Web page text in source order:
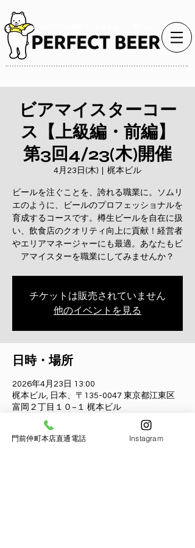
最高のビール体験で、人生をもっと豊かに。
ビアマイスターコー
ス【上級編・前編】
第3回4/23(木)開催
4月23日(木) 梶本ビル
ビールを注ぐことを、誇れる職業に。ソムリ
エのように、ビールのプロフェッショナルを
育成するコースです。樽生ビールを自在に扱
い、飲食店のクオリティ向上に貢献！経営者
やエリアマネージャーにも最適。あなたもビ
アマイスターを職業にしてみませんか？
チケットは販売されていません
他のイベントを見る
日時・場所
2026年4月23日 13:00
梶本ビル, 日本、〒135-0047 東京都江東区
富岡２丁目１０−１ 梶本ビル
参加者
門前仲町本店直通電話 Instagram